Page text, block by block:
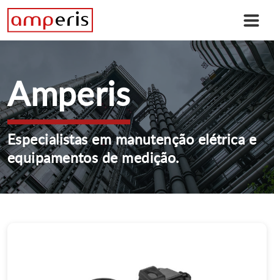
Amperis
Especialistas em manutenção elétrica e
equipamentos de medição.